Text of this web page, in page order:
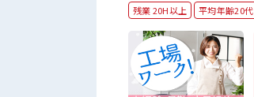
残業 20H以上
平均年齢20代